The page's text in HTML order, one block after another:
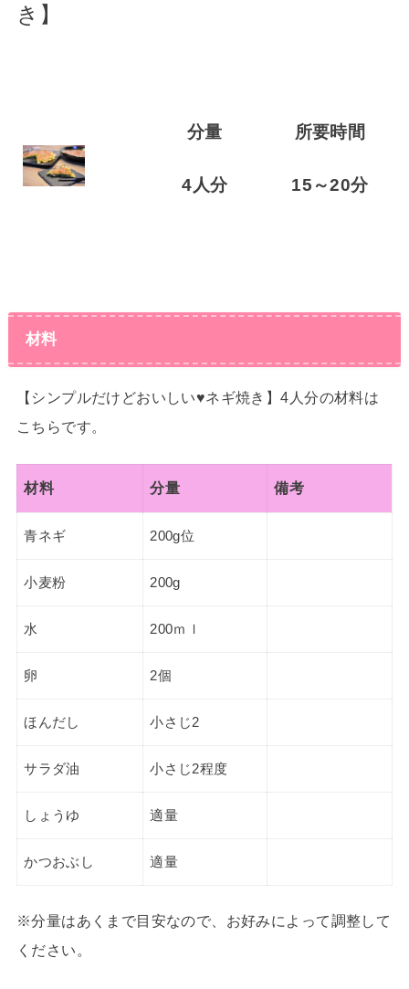
き】
分量
4人分
所要時間
15～20分
材料
【シンプルだけどおいしい♥ネギ焼き】4人分の材料は
こちらです。
材料 分量 備考
青ネギ 200g位
小麦粉 200g
水 200ｍｌ
卵 2個
ほんだし 小さじ2
サラダ油 小さじ2程度
しょうゆ 適量
かつおぶし 適量
※分量はあくまで目安なので、お好みによって調整して
ください。